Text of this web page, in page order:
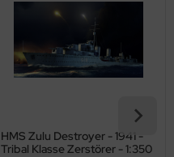
HMS Zulu Destroyer - 1941 -
Tribal Klasse Zerstörer - 1:350